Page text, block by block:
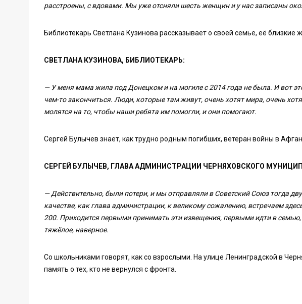
расстроены, с вдовами. Мы уже отсняли шесть женщин и у нас записаны
Библиотекарь Светлана Кузинова рассказывает о своей семье, её близкие
СВЕТЛАНА КУЗИНОВА, БИБЛИОТЕКАРЬ:
— У меня мама жила под Донецком и на могиле с 2014 года не была. И вот
чем-то закончиться. Люди, которые там живут, очень хотят мира, очень
молятся на то, чтобы наши ребята им помогли, и они помогают.
Сергей Булычев знает, как трудно родным погибших, ветеран войны в
СЕРГЕЙ БУЛЫЧЕВ, ГЛАВА АДМИНИСТРАЦИИ ЧЕРНЯХОВСКОГО
— Действительно, были потери, и мы отправляли в Советский Союз тогда
качестве, как глава администрации, к великому сожалению, встречаем
200. Приходится первыми принимать эти извещения, первыми идти в семью,
тяжёлое, наверное.
Со школьниками говорят, как со взрослыми. На улице Ленинградской в
память о тех, кто не вернулся с фронта.